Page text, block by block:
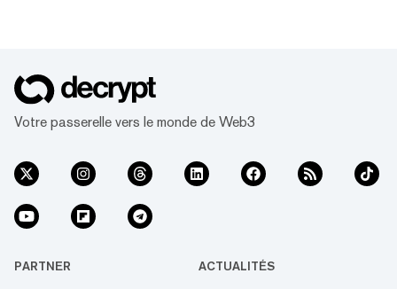
Votre passerelle vers le monde de Web3
PARTNER ACTUALITÉS